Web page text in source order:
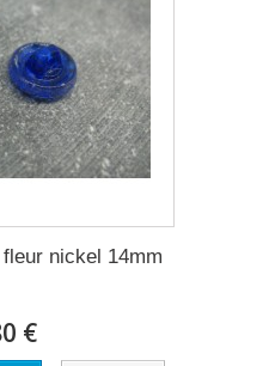
nickel 14mm
€